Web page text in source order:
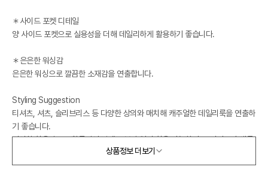
＊사이드 포켓 디테일
양 사이드 포켓으로 실용성을 더해 데일리하게 활용하기 좋습니다.
＊은은한 워싱감
은은한 워싱으로 깔끔한 소재감을 연출합니다.
Styling Suggestion
티셔츠, 셔츠, 슬리브리스 등 다양한 상의와 매치해 캐주얼한 데일리룩을 연출하
기 좋습니다.
편안한 착용감으로 활동적인 날에도 부담 없이 착용 가능하며, 스니커즈나 샌들
과 함께 가볍게 스타일링하기 좋은 아이템입니다.
상품정보 더보기